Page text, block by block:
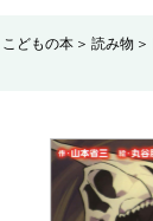
こどもの本 読み物